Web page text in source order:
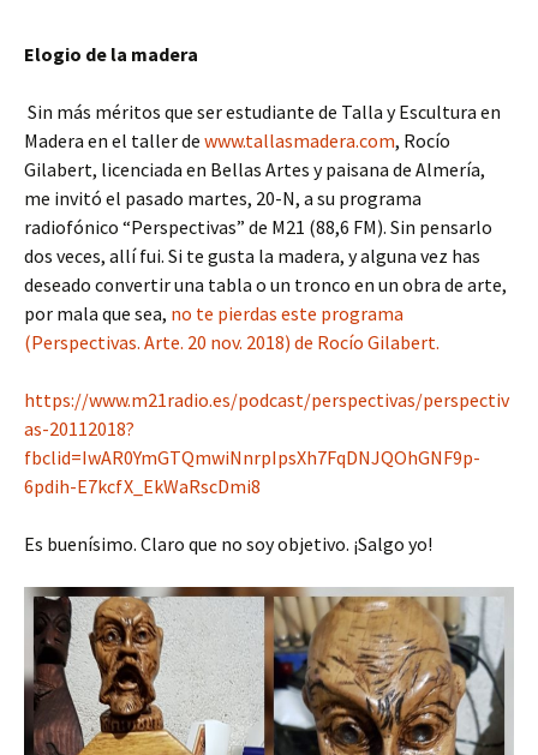
Elogio de la madera
Sin más méritos que ser estudiante de Talla y Escultura en
Madera en el taller de www.tallasmadera.com, Rocío
Gilabert, licenciada en Bellas Artes y paisana de Almería,
me invitó el pasado martes, 20-N, a su programa
radiofónico “Perspectivas” de M21 (88,6 FM). Sin pensarlo
dos veces, allí fui. Si te gusta la madera, y alguna vez has
deseado convertir una tabla o un tronco en un obra de arte,
por mala que sea, no te pierdas este programa
(Perspectivas. Arte. 20 nov. 2018) de Rocío Gilabert.
https://www.m21radio.es/podcast/perspectivas/perspectiv
as-20112018?
fbclid=IwAR0YmGTQmwiNnrpIpsXh7FqDNJQOhGNF9p-
6pdih-E7kcfX_EkWaRscDmi8
Es buenísimo. Claro que no soy objetivo. ¡Salgo yo!